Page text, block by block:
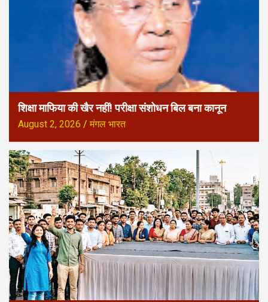
शिक्षा माफिया की खैर नहीं! परीक्षा संशोधन बिल बना कानून
August 2, 2026 मंगल भारत